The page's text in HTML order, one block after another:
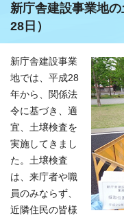
新庁舎建設事業地
28日）
新庁舎建設事業
地では、平成28
年から、関係法
令に基づき、適
宜、土壌検査を
実施してきまし
た。土壌検査
は、来庁者や職
員のみならず、
近隣住民の皆様